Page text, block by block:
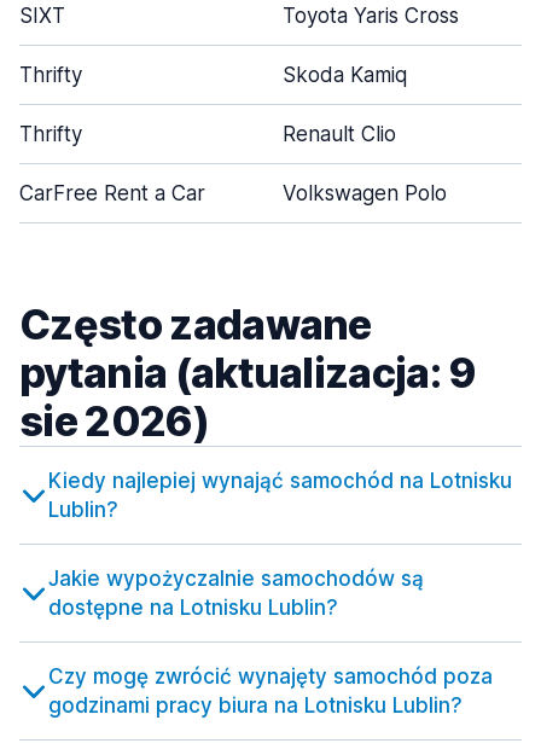
SIXT Toyota Yaris Cross
Thrifty Skoda Kamiq
Thrifty Renault Clio
CarFree Rent a Car Volkswagen Polo
Często zadawane
pytania (aktualizacja: 9
sie 2026)
Kiedy najlepiej wynająć samochód na Lotnisku
Lublin?
Jakie wypożyczalnie samochodów są
dostępne na Lotnisku Lublin?
Czy mogę zwrócić wynajęty samochód poza
godzinami pracy biura na Lotnisku Lublin?